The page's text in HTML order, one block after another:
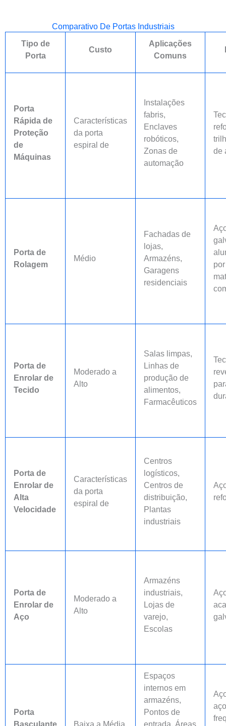
Comparativo De Portas Industriais
Tipo de
Porta
Custo
Aplicações
Comuns
Porta
Rápida de
Proteção
de
Máquinas
Características
da porta
espiral de
Instalações
fabris,
Enclaves
robóticos,
Zonas de
automação
de
Porta de
Rolagem
Médio
Fachadas de
lojas,
Armazéns,
Garagens
residenciais
Porta de
Enrolar de
Tecido
Moderado a
Alto
Salas limpas,
Linhas de
produção de
alimentos,
Farmacêuticos
Porta de
Enrolar de
Alta
Velocidade
Características
da porta
espiral de
Centros
logísticos,
Centros de
distribuição,
Plantas
industriais
Porta de
Enrolar de
Aço
Moderado a
Alto
Armazéns
industriais,
Lojas de
varejo,
Escolas
Porta
Basculante
Baixa a Média
Espaços
internos em
armazéns,
Pontos de
entrada, Áreas